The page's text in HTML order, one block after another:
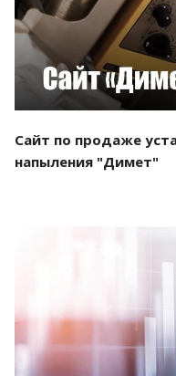
Сайт по продаже
напыления "Димет"